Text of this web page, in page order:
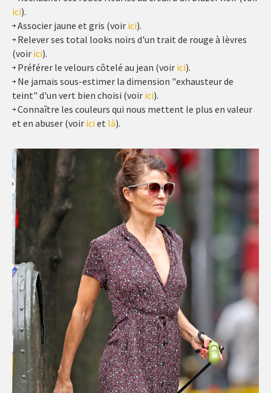
ici).
Associer jaune et gris (voir ici).
Relever ses total looks noirs d'un trait de rouge à lèvres
(voir ici).
Préférer le velours côtelé au jean (voir ici).
Ne jamais sous-estimer la dimension "exhausteur de
teint" d'un vert bien choisi (voir ici).
Connaître les couleurs qui nous mettent le plus en valeur
et en abuser (voir ici et là).